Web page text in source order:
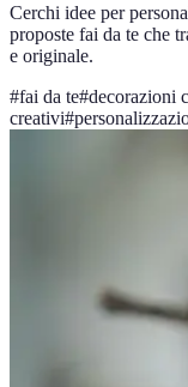
Cerchi idee per
proposte fai da te che
e originale.
#fai da te#decorazioni
creativi#